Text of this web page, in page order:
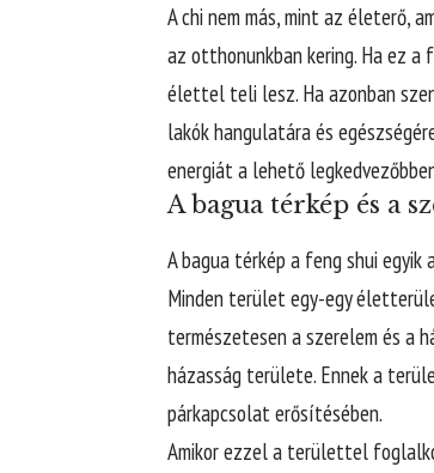
A chi nem más, mint az életerő,
az otthonunkban kering. Ha ez
élettel teli lesz. Ha azonban
lakók hangulatára és
energiát a lehető
A bagua térkép és a
A bagua térkép a feng shui
Minden terület egy-egy
természetesen a szerelem és a
házasság területe. Ennek a
párkapcsolat erősítésében.
Amikor ezzel a területtel